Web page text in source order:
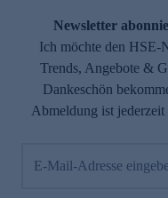
Newsletter
Ich möchte den HSE-
Trends, Angebote &
Dankeschön
Abmeldung ist
E-Mail-Adresse